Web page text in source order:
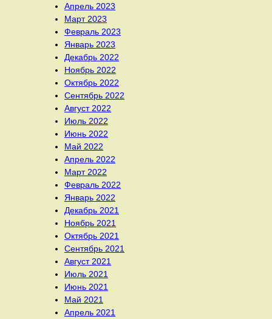
Апрель 2023
Март 2023
Февраль 2023
Январь 2023
Декабрь 2022
Ноябрь 2022
Октябрь 2022
Сентябрь 2022
Август 2022
Июль 2022
Июнь 2022
Май 2022
Апрель 2022
Март 2022
Февраль 2022
Январь 2022
Декабрь 2021
Ноябрь 2021
Октябрь 2021
Сентябрь 2021
Август 2021
Июль 2021
Июнь 2021
Май 2021
Апрель 2021